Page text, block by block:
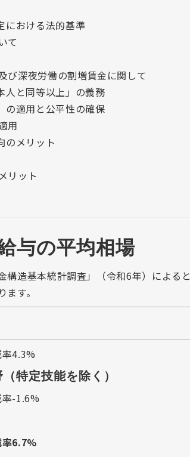
における法的基準
て
び深夜労働の割増賃金に関して
人と同等以上」の義務
の適用と公平性の確保
用
のメリット
リット
与の平均相場
構造基本統計調査」（令和6年）による
す。
4.3%
特定技能を除く）
-1.6%
6.7%